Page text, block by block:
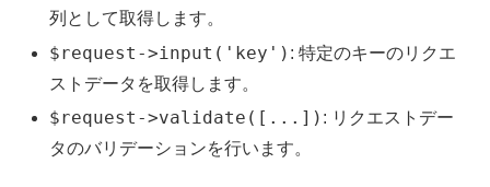
列として取得します。
$request->input('key') : 特定のキーのリクエ
ストデータを取得します。
$request->validate([...]) : リクエストデー
タのバリデーションを行います。